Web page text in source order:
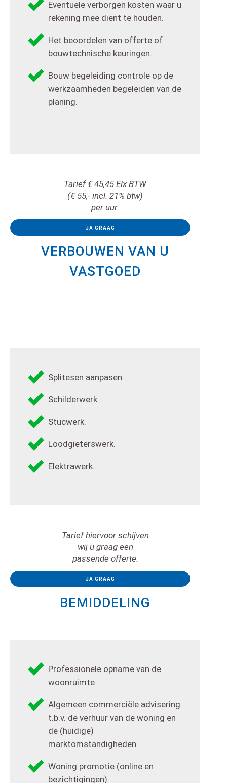
Eventuele verborgen kosten waar u
rekening mee dient te houden.
Het beoordelen van offerte of
bouwtechnische keuringen.
Bouw begeleiding controle op de
werkzaamheden begeleiden van de
planing.
Tarief € 45,45 Elx BTW
(€ 55,- incl. 21% btw)
per uur.
JA GRAAG
VERBOUWEN VAN U
VASTGOED
Splitesen aanpasen.
Schilderwerk.
Stucwerk.
Loodgieterswerk.
Elektrawerk.
Tarief hiervoor schijven
wij u graag een
passende offerte.
JA GRAAG
BEMIDDELING
Professionele opname van de
woonruimte.
Algemeen commerciële advisering
t.b.v. de verhuur van de woning en
de (huidige)
marktomstandigheden.
Woning promotie (online en
bezichtigingen).